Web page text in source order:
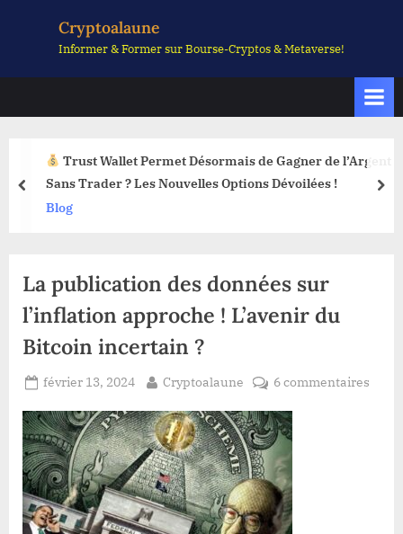
Cryptoalaune
Informer & Former sur Bourse-Cryptos & Metaverse!
Trust Wallet Permet Désormais de Gagner de l’Argent
Sans Trader ? Les Nouvelles Options Dévoilées !
Blog
prev
La publication des données sur
l’inflation approche ! L’avenir du
Bitcoin incertain ?
Posted
février 13, 2024 By
Cryptoalaune 6 commentairessur